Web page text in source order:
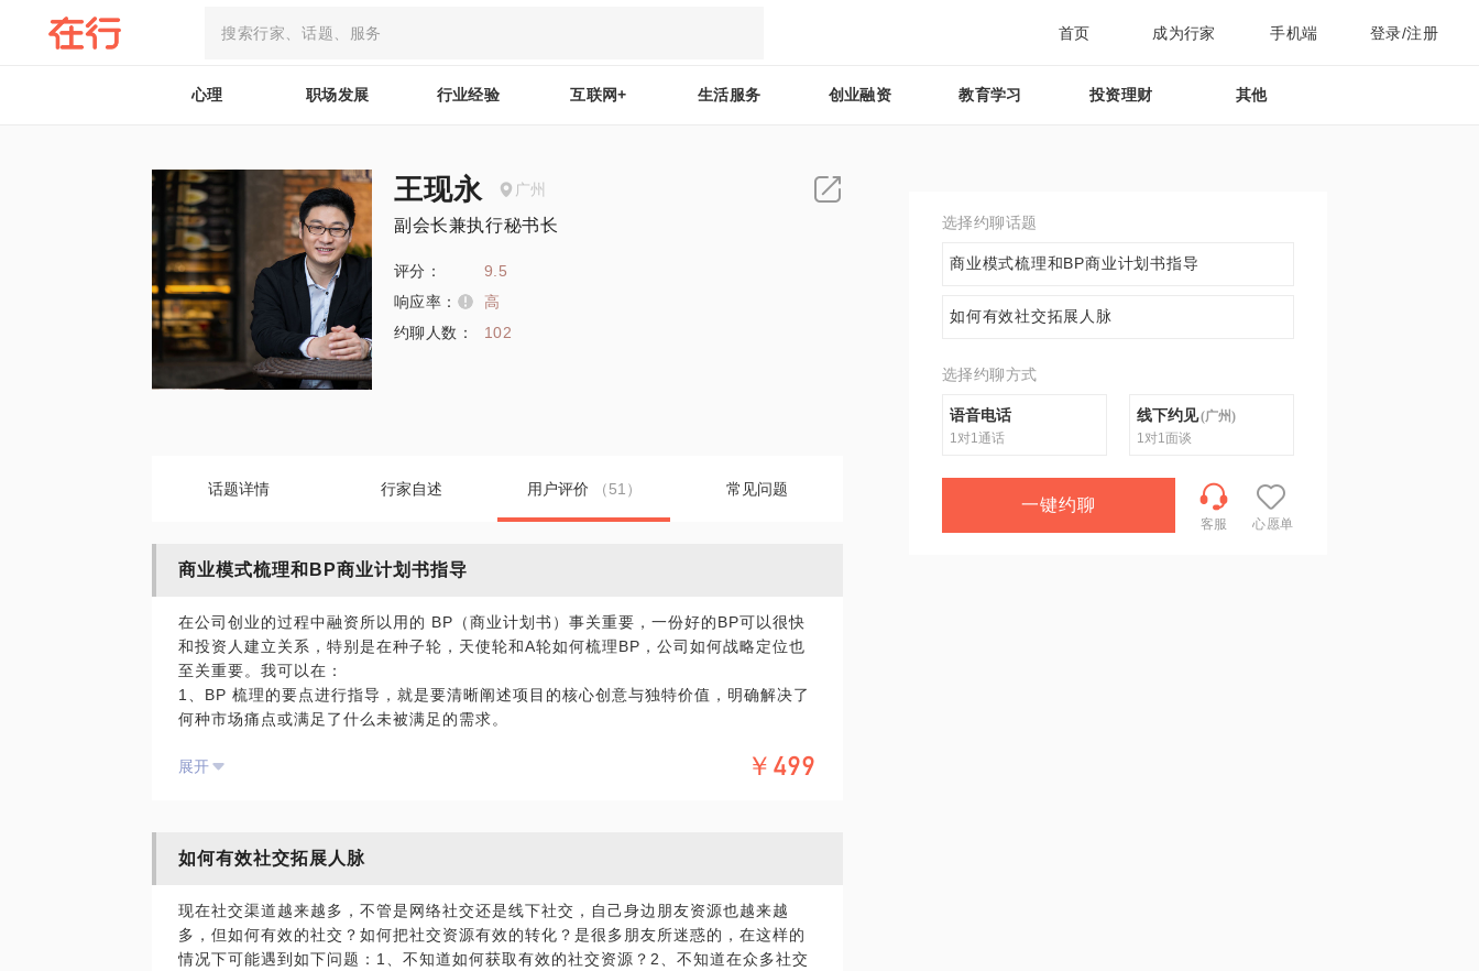
首页 成为行家 手机端 登录/注册
心理 职场发展 行业经验 互联网+ 生活服务 创业融资 教育学习 投资理财 其他
王现永 广州
副会长兼执行秘书长
评分：
9.5
响应率：
高
约聊人数：
102
话题详情 行家自述 用户评价 （51） 常见问题
商业模式梳理和BP商业计划书指导
在公司创业的过程中融资所以用的 BP（商业计划书）事关重要，一份好的BP可以很快
和投资人建立关系，特别是在种子轮，天使轮和A轮如何梳理BP，公司如何战略定位也
至关重要。我可以在：
1、BP 梳理的要点进行指导，就是要清晰阐述项目的核心创意与独特价值，明确解决了
何种市场痛点或满足了什么未被满足的需求。
介绍应突出成员的专业背景、相关经验与互补性，展示团队具备将项目落地并推向成功
投资者清楚资金去向与预期回报。
从市场细分角度出发，确定公司专注的特定目标客户群体或细分领域，避免与大型企业
全面竞争，形成差异化优势。分析竞争对手优劣势，找出市场空白或竞争薄弱环节，以
此为切入点定位公司产品或服务。
展开 ￥499
如何有效社交拓展人脉
现在社交渠道越来越多，不管是网络社交还是线下社交，自己身边朋友资源也越来越
多，但如何有效的社交？如何把社交资源有效的转化？是很多朋友所迷惑的，在这样的
情况下可能遇到如下问题：1、不知道如何获取有效的社交资源？2、不知道在众多社交
选择约聊话题
商业模式梳理和BP商业计划书指导
如何有效社交拓展人脉
选择约聊方式
语音电话
1对1通话
线下约见(广州)
1对1面谈
一键约聊
客服 心愿单